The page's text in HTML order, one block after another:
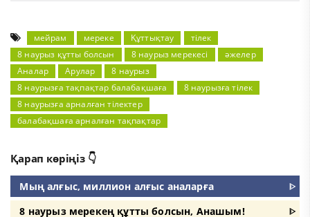
мейрам мереке Құттықтау
тілек
8 наурыз құтты болсын
8 наурыз мерекесі
әжелер
Аналар
Арулар
8 наурыз
8 наурызға тақпақтар балабақшаға
8 наурызға тілек
8 наурызға арналған тілектер
балабақшаға арналған тақпақтар
Қарап көріңіз 👇
Мың алғыс, миллион алғыс аналарға
ᐈ
8 наурыз мерекең құтты болсын, Анашым!
ᐈ